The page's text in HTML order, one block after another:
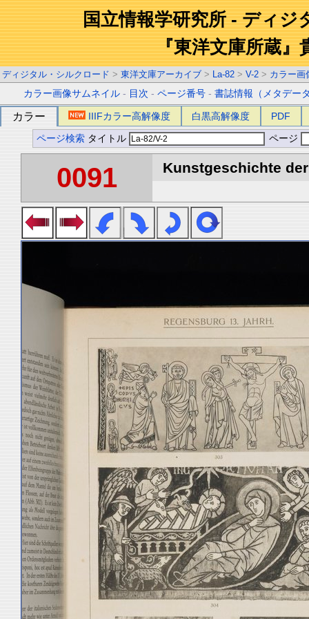
国立情報学研究所 - ディジ
『東洋文庫所蔵』
ディジタル・シルクロード > 東洋文庫アーカイブ > La-82 > V-2 > カラー画
カラー画像サムネイル - 目次 -ページ番号 -書誌情報（メタデー
カラー IIIFカラー高解像度 白黒高解像度 PDF
ページ検索 タイトル ページ
0091 Kunstgeschichte